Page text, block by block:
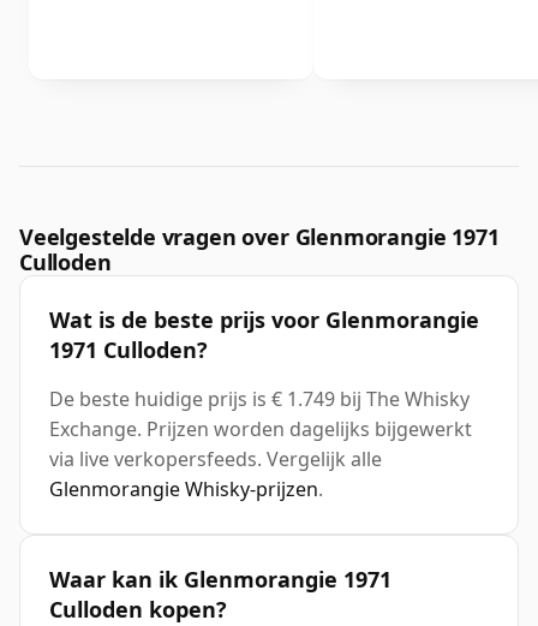
Veelgestelde vragen over Glenmorangie 1971
Culloden
Wat is de beste prijs voor Glenmorangie
1971 Culloden?
De beste huidige prijs is € 1.749 bij The Whisky
Exchange. Prijzen worden dagelijks bijgewerkt
via live verkopersfeeds. Vergelijk alle
Glenmorangie Whisky-prijzen.
Waar kan ik Glenmorangie 1971
Culloden kopen?